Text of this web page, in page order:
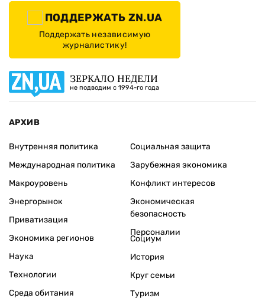
ПОДДЕРЖАТЬ ZN.UA
Поддержать независимую
журналистику!
ЗЕРКАЛО НЕДЕЛИ
не подводим с 1994-го года
АРХИВ
Внутренняя политика
Международная политика
Макроуровень
Энергорынок
Приватизация
Экономика регионов
Социальная защита
Зарубежная экономика
Конфликт интересов
Экономическая
безопасность
Персоналии
Наука
Технологии
Среда обитания
Социум
История
Круг семьи
Туризм